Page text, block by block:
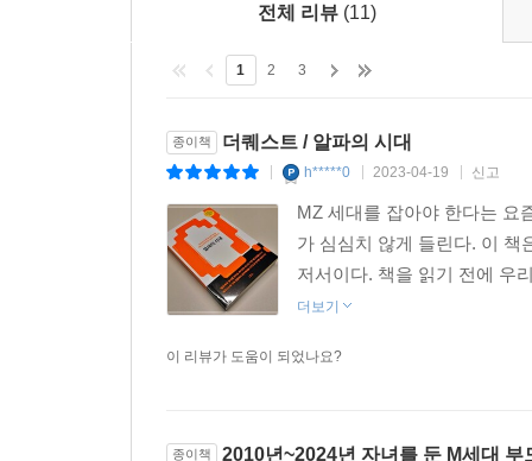
그들이 만들어갈 세상을 이해하는, 가장 명쾌한 안
전체 리뷰 (11)
1 2 3
종이책 더퀘스트 / 알파의 시대
h*****0 2023-04-19 신고
MZ 세대를 잡아야 한다는 요
가 심심치 않게 들린다. 이 책
저서이다. 책을 읽기 전에 우
더보기
이 리뷰가 도움이 되었나요?
종이책 2010년~2024년 자녀를 둔 M세대 부